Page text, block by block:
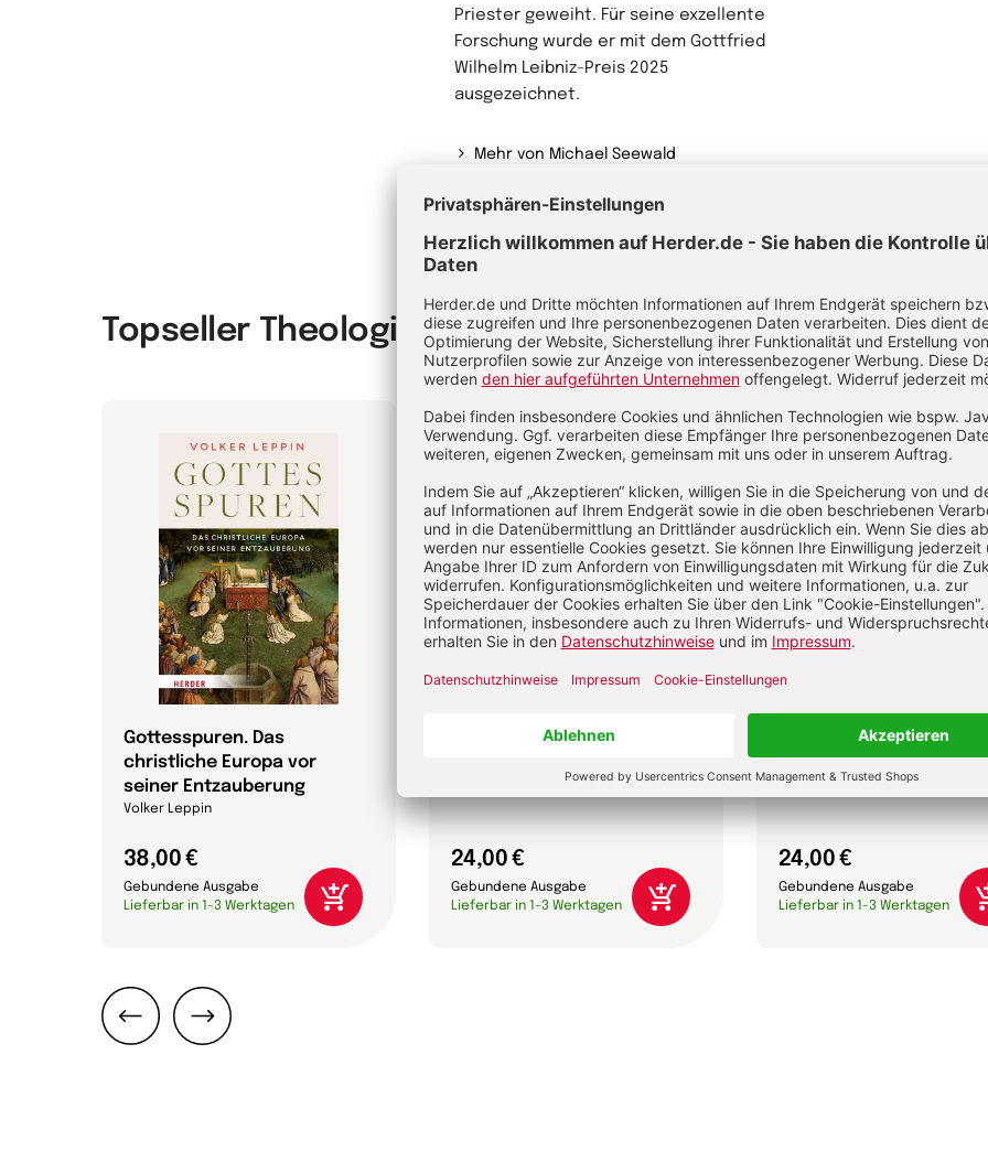
Priester geweiht. Für seine exzellente
Forschung wurde er mit dem Gottfried
Wilhelm Leibniz-Preis 2025
ausgezeichnet.
Mehr von Michael Seewald
Topseller Theologie & Pastoral
Gottesspuren. Das
christliche Europa vor
seiner Entzauberung
Volker Leppin
38,00 €
Gebundene Ausgabe
Lieferbar in 1-3 Werktagen
Die ignorierten Frauen der
24,00 €
Gebundene Ausgabe
Lieferbar in 1-3 Werktagen
Ausverkauf des Konzils
Jan-Heiner Tück
24,00 €
Gebundene Ausgabe
Lieferbar in 1-3 Werktagen